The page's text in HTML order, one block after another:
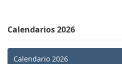
Calendarios 2026
Calendario 2026